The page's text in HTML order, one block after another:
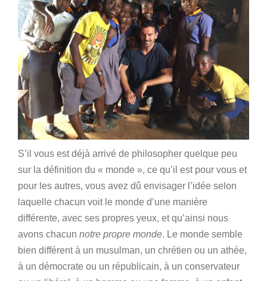
S’il vous est déjà arrivé de philosopher quelque peu
sur la définition du « monde », ce qu’il est pour vous et
pour les autres, vous avez dû envisager l’idée selon
laquelle chacun voit le monde d’une manière
différente, avec ses propres yeux, et qu’ainsi nous
avons chacun notre propre monde. Le monde semble
bien différent à un musulman, un chrétien ou un athée,
à un démocrate ou un républicain, à un conservateur